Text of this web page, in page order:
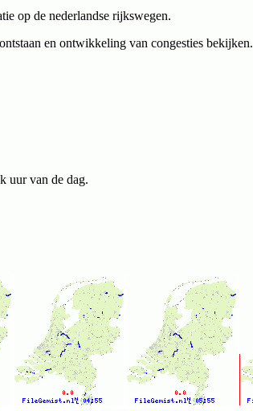
op de nederlandse rijkswegen.
en ontwikkeling van congesties bekijken.
uur van de dag.